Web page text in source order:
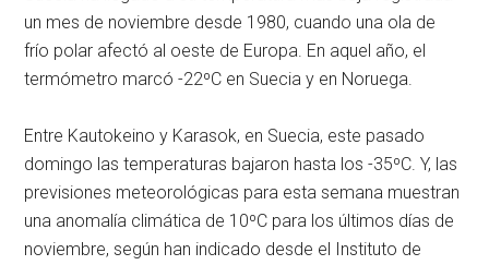
un mes de noviembre desde 1980, cuando una ola de
frío polar afectó al oeste de Europa. En aquel año, el
termómetro marcó -22ºC en Suecia y en Noruega.
Entre Kautokeino y Karasok, en Suecia, este pasado
domingo las temperaturas bajaron hasta los -35ºC. Y, las
previsiones meteorológicas para esta semana muestran
una anomalía climática de 10ºC para los últimos días de
noviembre, según han indicado desde el Instituto de